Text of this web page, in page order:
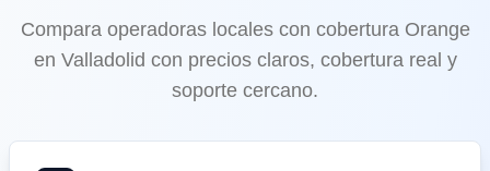
Compara operadoras locales con cobertura Orange
en Valladolid con precios claros, cobertura real y
soporte cercano.